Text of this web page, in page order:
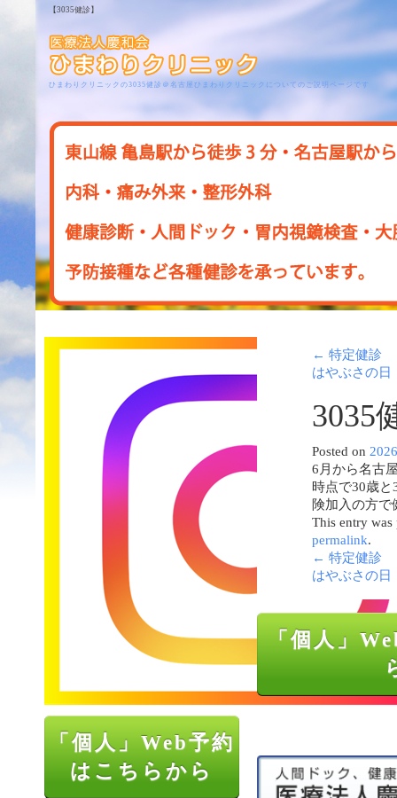
【3035健診】
ひまわりクリニックの3035健診＠名古屋ひまわりクリニックについてのご説明ページです
「個人」Web予約
はこちらから
← 特定健診
はやぶさの日
3035
Posted on
6月から名古
時点で30歳
険加入の方で
This entry
permalink.
← 特定健診
はやぶさの日
「個人」